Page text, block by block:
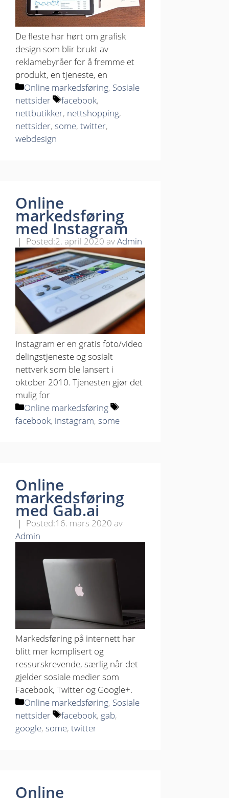
De fleste har hørt om grafisk
design som blir brukt av
reklamebyråer for å fremme et
produkt, en tjeneste, en
Kategorier
Online markedsføring, Sosiale
nettsider
Stikkord
facebook,
nettbutikker, nettshopping,
nettsider, some, twitter,
webdesign
Online
markedsføring
med Instagram
2. april 2020 avAdmin
Instagram er en gratis foto/video
delingstjeneste og sosialt
nettverk som ble lansert i
oktober 2010. Tjenesten gjør det
mulig for
Kategorier
Online markedsføring
Stikkord
facebook, instagram, some
Online
markedsføring
med Gab.ai
16. mars 2020 av
Admin
Markedsføring på internett har
blitt mer komplisert og
ressurskrevende, særlig når det
gjelder sosiale medier som
Facebook, Twitter og Google+.
Kategorier
Online markedsføring, Sosiale
nettsider
Stikkord
facebook, gab,
google, some, twitter
Online